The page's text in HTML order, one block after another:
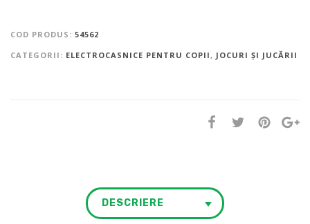
COD PRODUS: 54562
CATEGORII: ELECTROCASNICE PENTRU COPII , JOCURI ȘI JUCĂRII
DESCRIERE